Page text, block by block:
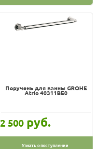
Поручень для ванны GROHE
Atrio 40311BE0
2 500 руб.
Узнать о поступлении